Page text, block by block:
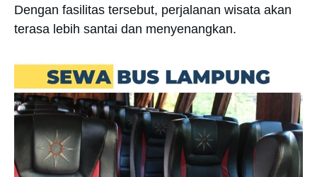
Dengan fasilitas tersebut, perjalanan wisata akan
terasa lebih santai dan menyenangkan.